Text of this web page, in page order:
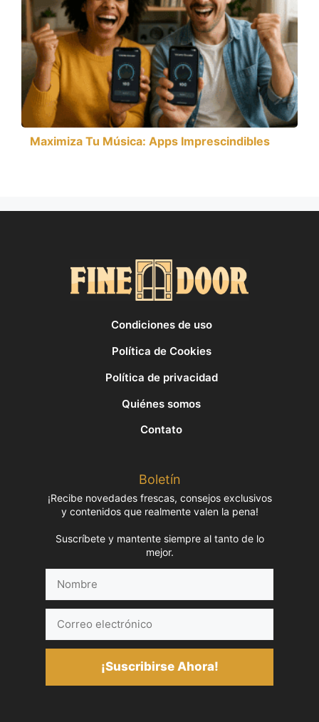
Maximiza Tu Música: Apps Imprescindibles
Condiciones de uso
Política de Cookies
Política de privacidad
Quiénes somos
Contato
Boletín
¡Recibe novedades frescas, consejos exclusivos
y contenidos que realmente valen la pena!
Suscríbete y mantente siempre al tanto de lo
mejor.
electrónico
¡Suscribirse Ahora!